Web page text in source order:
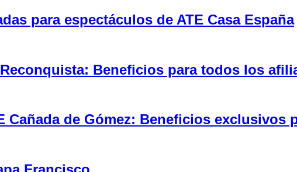
para espectáculos de ATE Casa España
Beneficios para todos los
Cañada de Gómez: Beneficios exclusivos